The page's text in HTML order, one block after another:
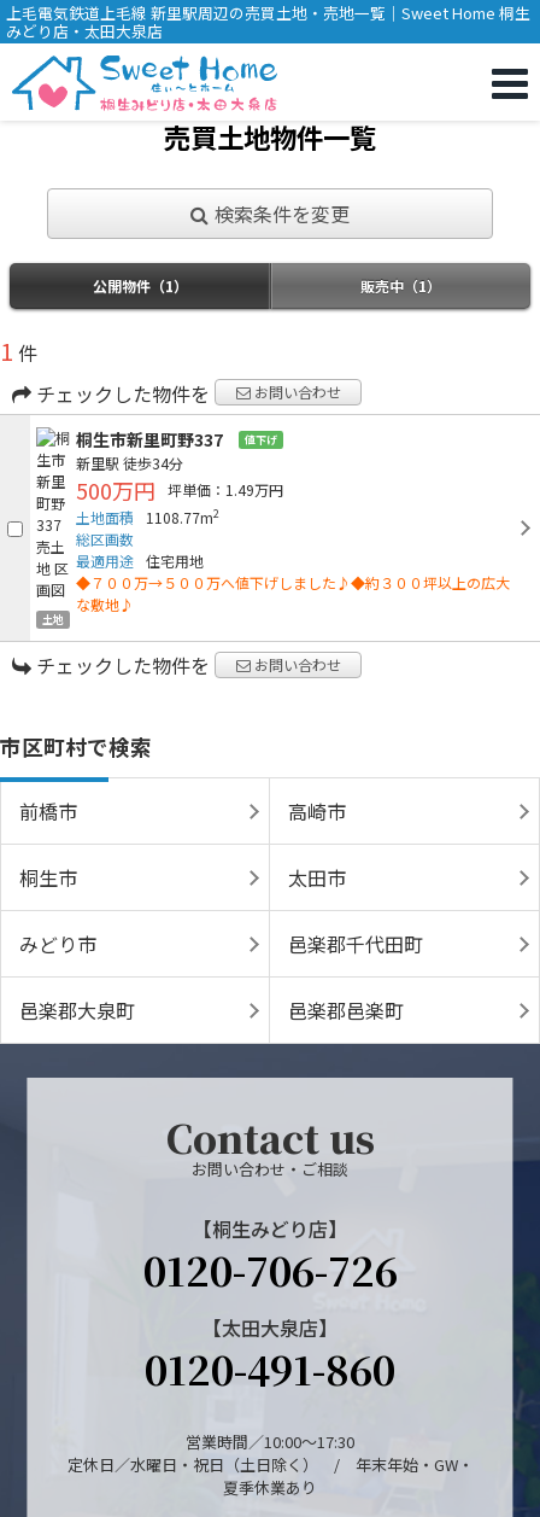
上毛電気鉄道上毛線 新里駅周辺の売買土地・売地一覧｜Sweet Home 桐生
みどり店・太田大泉店
売買土地物件一覧
検索条件を変更
公開物件（1） 販売中（1）
1 件
チェックした物件を
お問い合わせ
土地
桐生市新里町野337 値下げ
新里駅 徒歩34分
500万円
坪単価：1.49万円
土地面積
1108.77m2
総区画数
最適用途 住宅用地
◆７００万→５００万へ値下げしました♪◆約３００坪以上の広大
な敷地♪
チェックした物件を お問い合わせ
市区町村で検索
前橋市 高崎市
桐生市 太田市
みどり市 邑楽郡千代田町
邑楽郡大泉町 邑楽郡邑楽町
Contact us
お問い合わせ・ご相談
【桐生みどり店】
0120-706-726
【太田大泉店】
0120-491-860
営業時間／10:00～17:30
定休日／水曜日・祝日（土日除く） / 年末年始・GW・
夏季休業あり